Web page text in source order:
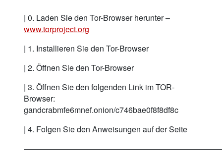
| 0. Laden Sie den Tor-Browser herunter –
www.torproject.org
| 1. Installieren Sie den Tor-Browser
| 2. Öffnen Sie den Tor-Browser
| 3. Öffnen Sie den folgenden Link im TOR-
Browser:
gandcrabmfe6mnef.onion/c746bae0f8f8df8c
| 4. Folgen Sie den Anweisungen auf der Seite